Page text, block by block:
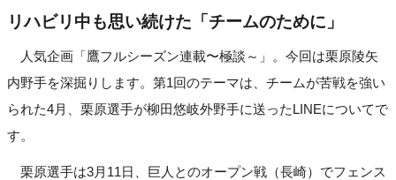
リハビリ中も思い続けた「チームのために」
人気企画「鷹フルシーズン連載〜極談～」。今回は栗原陵矢
内野手を深掘りします。第1回のテーマは、チームが苦戦を強い
られた4月、栗原選手が柳田悠岐外野手に送ったLINEについてで
す。
栗原選手は3月11日、巨人とのオープン戦（長崎）でフェンス